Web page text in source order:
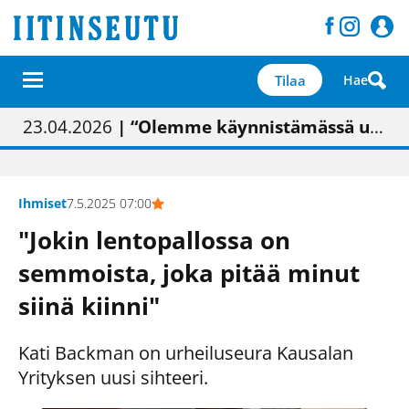
Tilaa Hae
01.02.2026 | Painon vaihtumisen pitäisi näkyä hieman parempana painojäljen laatuna lehdessä
05.02.2026 | Uudistettu kunnantalo on valoisa
23.04.2026 | “Olemme käynnistämässä uudelleen keskustavisiotyön”
09.05.2026| "Maalla on totuttu elämään omavaraisemmin kuin kaupungissa"
Ihmiset7.5.2025 07:00
"Jokin lentopallossa on
semmoista, joka pitää minut
siinä kiinni"
Kati Backman on urheiluseura Kausalan
Yrityksen uusi sihteeri.